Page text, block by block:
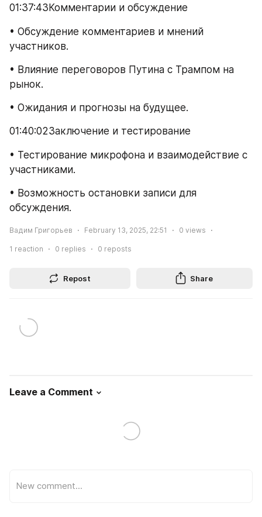
01:37:43Комментарии и обсуждение
• Обсуждение комментариев и мнений
участников.
• Влияние переговоров Путина с Трампом на
рынок.
• Ожидания и прогнозы на будущее.
01:40:02Заключение и тестирование
• Тестирование микрофона и взаимодействие с
участниками.
• Возможность остановки записи для
обсуждения.
Вадим Григорьев February 13, 2025, 22:51 0 views
1 reaction 0 replies 0 reposts
Repost Share
Leave a Comment